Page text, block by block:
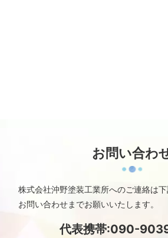
お問い合わ
株式会社沖野塗装工業所へのご連絡は
お問い合わせまでお願いいたします。
代表携帯:090-